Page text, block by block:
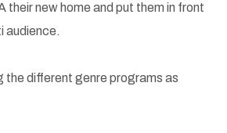
their new home and put them in front
audience.
the different genre programs as